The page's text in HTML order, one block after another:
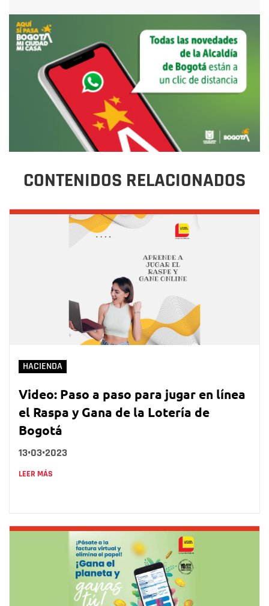
CONTENIDOS RELACIONADOS
HACIENDA
Video: Paso a paso para jugar en línea
el Raspa y Gana de la Lotería de
Bogotá
13•03•2023
LEER MÁS